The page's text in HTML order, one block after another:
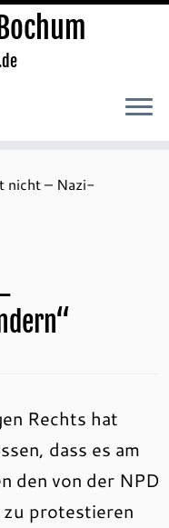
nicht – Nazi-
Rechts hat
dass es am
den von der NPD
protestieren